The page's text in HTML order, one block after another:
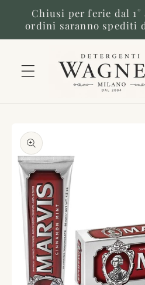
direttamente
ai contenuti
Chiusi per ferie dal
ordini saranno spediti
informazioni
sul prodotto